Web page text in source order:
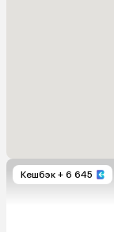
Кешбэк + 6 645